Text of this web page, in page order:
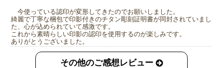
今使っている認印が変形してきたのでお願いしました。
綺麗で丁寧な梱包で印影付きのチタン彫刻証明書が同封されていまし
た、心が込められていて感激です。
これから素晴らしい印影の認印を使用するのが楽しみです。
ありがとうございました。
その他のご感想レビュー